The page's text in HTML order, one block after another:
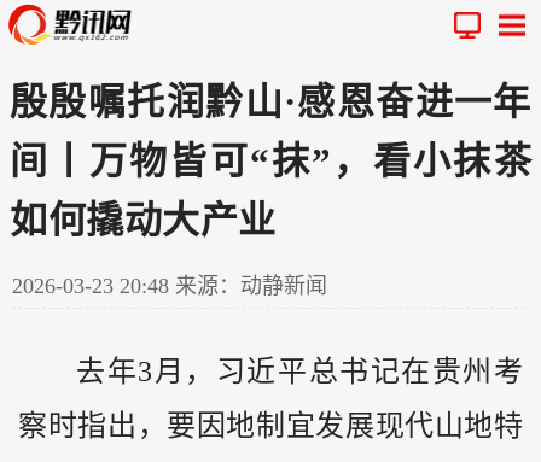
殷殷嘱托润黔山·感恩奋进一年
间丨万物皆可“抹”，看小抹茶
如何撬动大产业
2026-03-23 20:48 来源：动静新闻
去年3月，习近平总书记在贵州 考
察时指出，要因地制宜发展现代山地特